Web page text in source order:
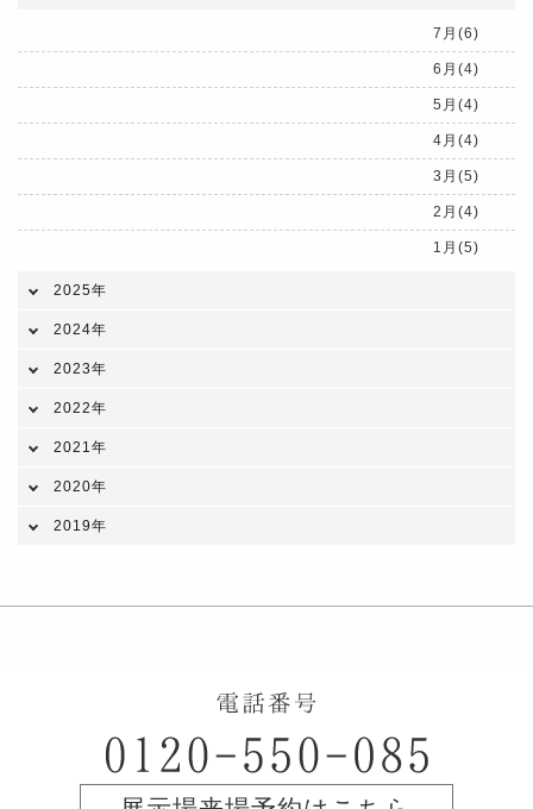
7月(6)
6月(4)
5月(4)
4月(4)
3月(5)
2月(4)
1月(5)
2025年
2024年
2023年
2022年
2021年
2020年
2019年